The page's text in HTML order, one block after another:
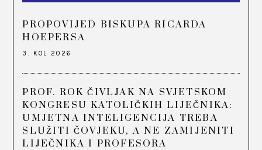
PROPOVIJED BISKUPA RICARDA
HOEPERSA
3. KOL 2026
PROF. ROK ČIVLJAK NA SVJETSKOM
KONGRESU KATOLIČKIH LIJEČNIKA:
UMJETNA INTELIGENCIJA TREBA
SLUŽITI ČOVJEKU, A NE ZAMIJENITI
LIJEČNIKA I PROFESORA